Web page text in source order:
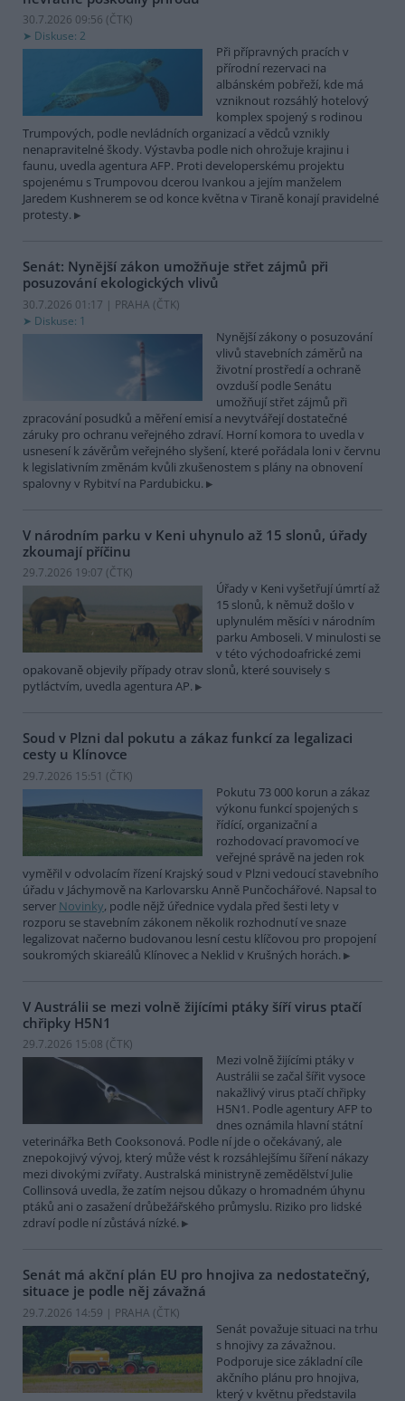
30.7.2026 09:56 (ČTK)
Diskuse: 2
Při přípravných pracích v
přírodní rezervaci na
albánském pobřeží, kde má
vzniknout rozsáhlý hotelový
komplex spojený s rodinou
Trumpových, podle nevládních organizací a vědců vznikly
nenapravitelné škody. Výstavba podle nich ohrožuje krajinu i
faunu, uvedla agentura AFP. Proti developerskému projektu
spojenému s Trumpovou dcerou Ivankou a jejím manželem
Jaredem Kushnerem se od konce května v Tiraně konají pravidelné
protesty.
Senát: Nynější zákon umožňuje střet zájmů při
posuzování ekologických vlivů
30.7.2026 01:17 | PRAHA (ČTK)
Diskuse: 1
Nynější zákony o posuzování
vlivů stavebních záměrů na
životní prostředí a ochraně
ovzduší podle Senátu
umožňují střet zájmů při
zpracování posudků a měření emisí a nevytvářejí dostatečné
záruky pro ochranu veřejného zdraví. Horní komora to uvedla v
usnesení k závěrům veřejného slyšení, které pořádala loni v červnu
k legislativním změnám kvůli zkušenostem s plány na obnovení
spalovny v Rybitví na Pardubicku.
V národním parku v Keni uhynulo až 15 slonů, úřady
zkoumají příčinu
29.7.2026 19:07 (ČTK)
Úřady v Keni vyšetřují úmrtí až
15 slonů, k němuž došlo v
uplynulém měsíci v národním
parku Amboseli. V minulosti se
v této východoafrické zemi
opakovaně objevily případy otrav slonů, které souvisely s
pytláctvím, uvedla agentura AP.
Soud v Plzni dal pokutu a zákaz funkcí za legalizaci
cesty u Klínovce
29.7.2026 15:51 (ČTK)
Pokutu 73 000 korun a zákaz
výkonu funkcí spojených s
řídící, organizační a
rozhodovací pravomocí ve
veřejné správě na jeden rok
vyměřil v odvolacím řízení Krajský soud v Plzni vedoucí stavebního
úřadu v Jáchymově na Karlovarsku Anně Punčochářové. Napsal to
server Novinky, podle nějž úřednice vydala před šesti lety v
rozporu se stavebním zákonem několik rozhodnutí ve snaze
legalizovat načerno budovanou lesní cestu klíčovou pro propojení
soukromých skiareálů Klínovec a Neklid v Krušných horách.
V Austrálii se mezi volně žijícími ptáky šíří virus ptačí
chřipky H5N1
29.7.2026 15:08 (ČTK)
Mezi volně žijícími ptáky v
Austrálii se začal šířit vysoce
nakažlivý virus ptačí chřipky
H5N1. Podle agentury AFP to
dnes oznámila hlavní státní
veterinářka Beth Cooksonová. Podle ní jde o očekávaný, ale
znepokojivý vývoj, který může vést k rozsáhlejšímu šíření nákazy
mezi divokými zvířaty. Australská ministryně zemědělství Julie
Collinsová uvedla, že zatím nejsou důkazy o hromadném úhynu
ptáků ani o zasažení drůbežářského průmyslu. Riziko pro lidské
zdraví podle ní zůstává nízké.
Senát má akční plán EU pro hnojiva za nedostatečný,
situace je podle něj závažná
29.7.2026 14:59 | PRAHA (ČTK)
Senát považuje situaci na trhu
s hnojivy za závažnou.
Podporuje sice základní cíle
akčního plánu pro hnojiva,
který v květnu představila